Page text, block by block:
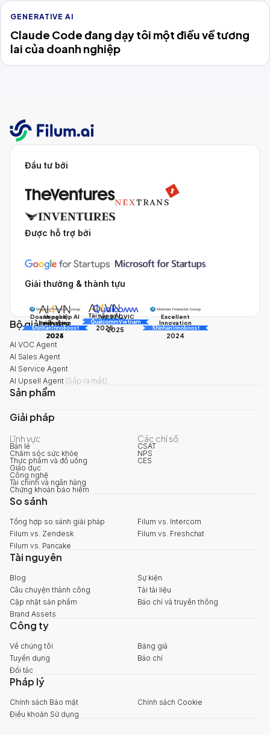
GENERATIVE AI
Claude Code đang dạy tôi một điều về tương
lai của doanh nghiệp
Đầu tư bởi
Được hỗ trợ bởi
Giải thưởng & thành tựu
Doanh nghiệp AI
triển vọng
AI Awards
2025
Tài năng AI
AI Awards
2025
Excellent
Innovation
Shinhan Innoboost
2024
Impact
Innovation
Shinhan Innoboost
2024
Top 10 QVIC
Qualcomm Vietnam
2025
Bộ giải pháp
AI VOC Agent
AI Sales Agent
AI Service Agent
AI Upsell Agent (Sắp ra mắt)
Sản phẩm
Giải pháp
Lĩnh vực
Bán lẻ
Chăm sóc sức khỏe
Thực phẩm và đồ uống
Giáo dục
Công nghệ
Tài chính và ngân hàng
Chứng khoán bảo hiểm
Các chỉ số
CSAT
NPS
CES
So sánh
Tổng hợp so sánh giải pháp
Filum vs. Intercom
Filum vs. Zendesk
Filum vs. Freshchat
Filum vs. Pancake
Tài nguyên
Blog
Sự kiện
Câu chuyện thành công
Tải tài liệu
Cập nhật sản phẩm
Báo chí và truyền thông
Brand Assets
Công ty
Về chúng tôi
Bảng giá
Tuyển dụng
Báo chí
Đối tác
Pháp lý
Chính sách Bảo mật
Chính sách Cookie
Điều khoản Sử dụng